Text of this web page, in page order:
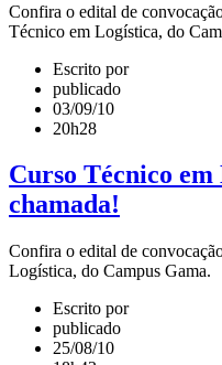
Confira o edital de
Técnico em Logística, do
Escrito por
publicado
03/09/10
20h28
Curso Técnico
chamada!
Confira o edital de
Logística, do Campus Gama.
Escrito por
publicado
25/08/10